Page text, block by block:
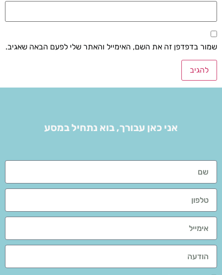
שמור בדפדפן זה את השם, האימייל והאתר שלי לפעם הבאה שאגיב.
אני כאן עבורך, בוא נתחיל במסע